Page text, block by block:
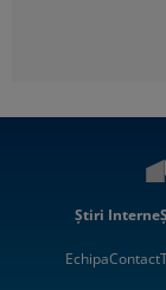
Știri Interne
EchipaContact